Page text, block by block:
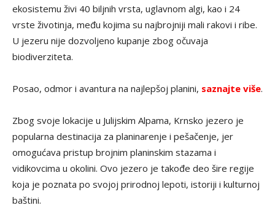
ekosistemu živi 40 biljnih vrsta, uglavnom algi, kao i 24
vrste životinja, među kojima su najbrojniji mali rakovi i ribe.
U jezeru nije dozvoljeno kupanje zbog očuvaja
biodiverziteta.
Posao, odmor i avantura na najlepšoj planini, saznajte više.
Zbog svoje lokacije u Julijskim Alpama, Krnsko jezero je
popularna destinacija za planinarenje i pešačenje, jer
omogućava pristup brojnim planinskim stazama i
vidikovcima u okolini. Ovo jezero je takođe deo šire regije
koja je poznata po svojoj prirodnoj lepoti, istoriji i kulturnoj
baštini.